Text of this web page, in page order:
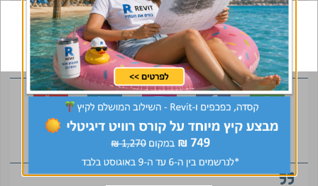
שלך מתחיל עכשיו!
הצטרפו לקהילה
מועמדים ממליצים